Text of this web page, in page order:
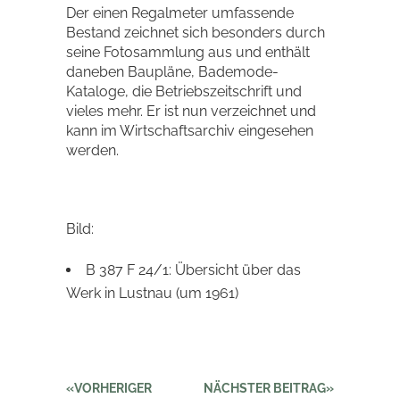
Der einen Regalmeter umfassende
Bestand zeichnet sich besonders durch
seine Fotosammlung aus und enthält
daneben Baupläne, Bademode-
Kataloge, die Betriebszeitschrift und
vieles mehr. Er ist nun verzeichnet und
kann im Wirtschaftsarchiv eingesehen
werden.
Bild:
B 387 F 24/1: Übersicht über das
Werk in Lustnau (um 1961)
VORHERIGER
NÄCHSTER BEITRAG